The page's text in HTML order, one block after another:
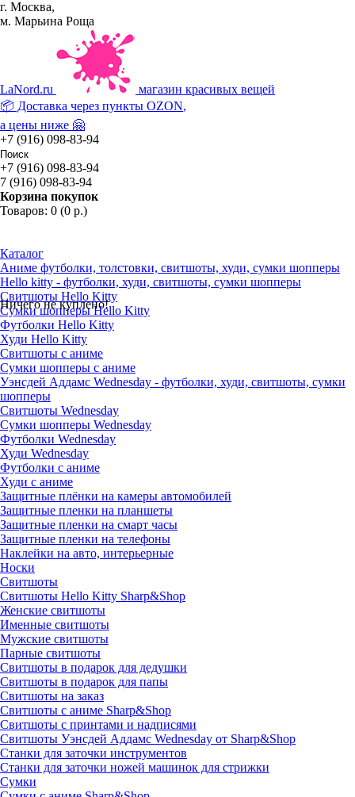
г. Москва,
м. Марьина Роща
LaNord.ru
магазин красивых вещей
📦 Доставка через пункты OZON,
а цены ниже 🤗
+7 (916) 098-83-94
+7 (916) 098-83-94
7 (916) 098-83-94
Корзина покупок
Товаров: 0 (0 р.)
Ничего не куплено!
Каталог
Аниме футболки, толстовки, свитшоты, худи, сумки шопперы
Hello kitty - футболки, худи, свитшоты, сумки шопперы
Свитшоты Hello Kitty
Сумки шопперы Hello Kitty
Футболки Hello Kitty
Худи Hello Kitty
Свитшоты с аниме
Сумки шопперы с аниме
Уэнсдей Аддамс Wednesday - футболки, худи, свитшоты, сумки
шопперы
Свитшоты Wednesday
Сумки шопперы Wednesday
Футболки Wednesday
Худи Wednesday
Футболки с аниме
Худи с аниме
Защитные плёнки на камеры автомобилей
Защитные пленки на планшеты
Защитные пленки на смарт часы
Защитные пленки на телефоны
Наклейки на авто, интерьерные
Носки
Свитшоты
Cвитшоты Hello Kitty Sharp&Shop
Женские свитшоты
Именные свитшоты
Мужские свитшоты
Парные свитшоты
Свитшоты в подарок для дедушки
Свитшоты в подарок для папы
Свитшоты на заказ
Свитшоты с аниме Sharp&Shop
Свитшоты с принтами и надписями
Свитшоты Уэнсдей Аддамс Wednesday от Sharp&Shop
Станки для заточки инструментов
Станки для заточки ножей машинок для стрижки
Сумки